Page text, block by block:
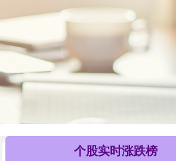
个股实时涨跌榜